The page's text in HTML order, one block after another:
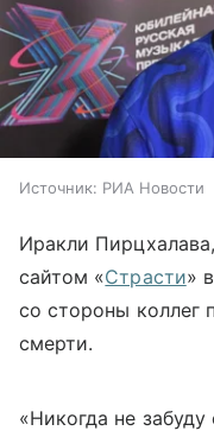
Источник: РИА Новости
Иракли
сайтом «Страсти»
со стороны коллег
смерти.
«Никогда не забуду